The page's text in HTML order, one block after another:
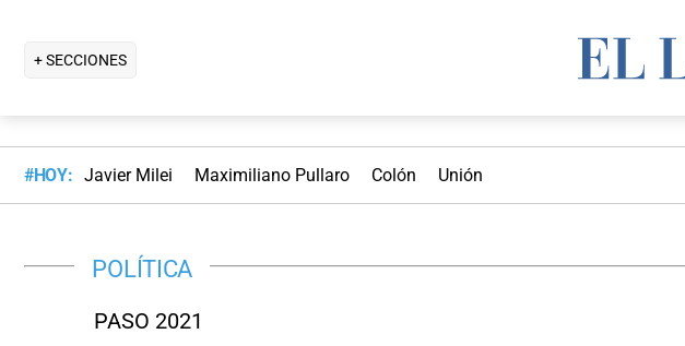
+ SECCIONES
#HOY: Javier Milei Maximiliano Pullaro Colón Unión
POLÍTICA
PASO 2021